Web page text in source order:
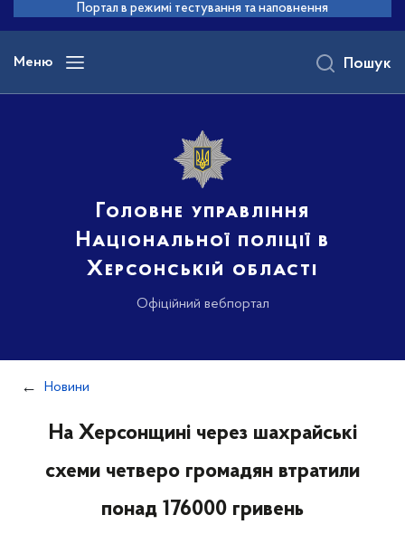
основного
вмісту
Портал в режимі тестування та наповнення
Меню
Головне управління
Національної поліції в
Херсонській області
Офіційний вебпортал
Пошук
Новини
На Херсонщині через шахрайські
схеми четверо громадян втратили
понад 176000 гривень